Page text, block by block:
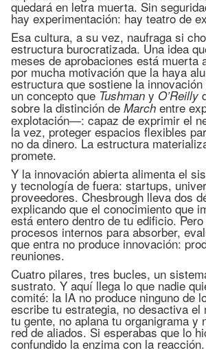
quedará en letra muerta. Sin
hay experimentación: hay teatro de
Esa cultura, a su vez, naufraga si
estructura burocratizada. Una idea
meses de aprobaciones está muerta
por mucha motivación que la haya
estructura que sostiene la
un concepto que Tushman y O’Reilly
sobre la distinción de March entre
explotación—: capaz de exprimir el
la vez, proteger espacios flexibles
no da dinero. La estructura
promete.
Y la innovación abierta alimenta el
y tecnología de fuera: startups,
proveedores. Chesbrough lleva dos
explicando que el conocimiento que
está entero dentro de tu edificio.
procesos internos para absorber,
que entra no produce innovación:
reuniones.
Cuatro pilares, tres bucles, un
sustrato. Y aquí llega lo que nadie
comité: la IA no produce ninguno de
escribe tu estrategia, no desactiva el
tu gente, no aplana tu organigrama y
red de aliados. Si esperabas que lo
confundido la enzima con la reacción.